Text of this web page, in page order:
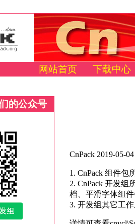
网站首页 下载中心
的公众号
CnPack 2019-05-
1. CnPack 组件包
2. CnPack 开发组
档、平滑字体组
3. 开发组其它工